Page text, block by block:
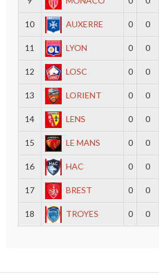
10 AUXERRE 0 0
11 LYON 0 0
12 LOSC 0 0
13 LORIENT 0 0
14 LENS 0 0
15 LE MANS 0 0
16 HAC 0 0
17 BREST 0 0
18 TROYES 0 0